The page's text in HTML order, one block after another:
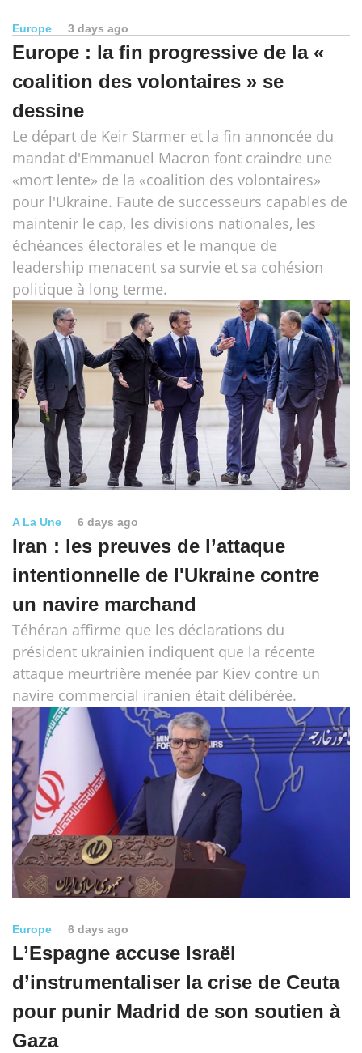
Europe 3 days ago
Europe : la fin progressive de la «
coalition des volontaires » se
dessine
Le départ de Keir Starmer et la fin annoncée du
mandat d'Emmanuel Macron font craindre une
«mort lente» de la «coalition des volontaires»
pour l'Ukraine. Faute de successeurs capables de
maintenir le cap, les divisions nationales, les
échéances électorales et le manque de
leadership menacent sa survie et sa cohésion
politique à long terme.
A La Une 6 days ago
Iran : les preuves de l’attaque
intentionnelle de l'Ukraine contre
un navire marchand
Téhéran affirme que les déclarations du
président ukrainien indiquent que la récente
attaque meurtrière menée par Kiev contre un
navire commercial iranien était délibérée.
Europe 6 days ago
L’Espagne accuse Israël
d’instrumentaliser la crise de Ceuta
pour punir Madrid de son soutien à
Gaza